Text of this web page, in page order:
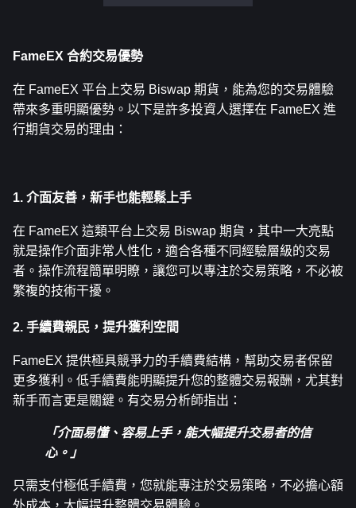
FameEX 合約交易優勢
在 FameEX 平台上交易 Biswap 期貨，能為您的交易體驗
帶來多重明顯優勢。以下是許多投資人選擇在 FameEX 進
行期貨交易的理由：
1. 介面友善，新手也能輕鬆上手
在 FameEX 這類平台上交易 Biswap 期貨，其中一大亮點
就是操作介面非常人性化，適合各種不同經驗層級的交易
者。操作流程簡單明瞭，讓您可以專注於交易策略，不必被
繁複的技術干擾。
2. 手續費親民，提升獲利空間
FameEX 提供極具競爭力的手續費結構，幫助交易者保留
更多獲利。低手續費能明顯提升您的整體交易報酬，尤其對
新手而言更是關鍵。有交易分析師指出：
「介面易懂、容易上手，能大幅提升交易者的信
心。」
只需支付極低手續費，您就能專注於交易策略，不必擔心額
外成本，大幅提升整體交易體驗。